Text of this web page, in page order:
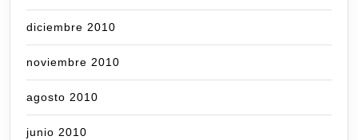
diciembre 2010
noviembre 2010
agosto 2010
junio 2010